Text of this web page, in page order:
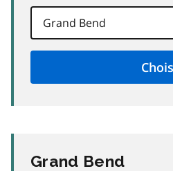
Grand Bend